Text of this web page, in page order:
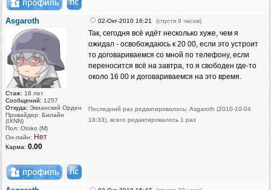
Asgaroth
Стаж: 18 лет
Сообщений: 1257
Откуда: Эвианский Орден
Провайдер: Билайн
(IXNN)
Пол: Otoko (M)
Он-лайн: Нет
Карма: 0.00
02-Окт-2010 16:21 (спустя 9 часов)
Так, сегодня всё идёт несколько хуже, чем я
ожидал - освобождаюсь к 20 00, если это устроит
то договариваемся со мной по телефону, если
переносится всё на завтра, то я свободен где-то
около 16 00 и договариваемся на это время.
Последний раз редактировалось: Asgaroth (2010-10-04
18:33), всего редактировалось 1 раз